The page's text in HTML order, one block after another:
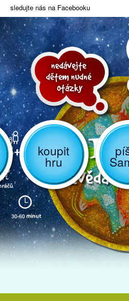
sledujte nás na Facebooku
koupit
hru